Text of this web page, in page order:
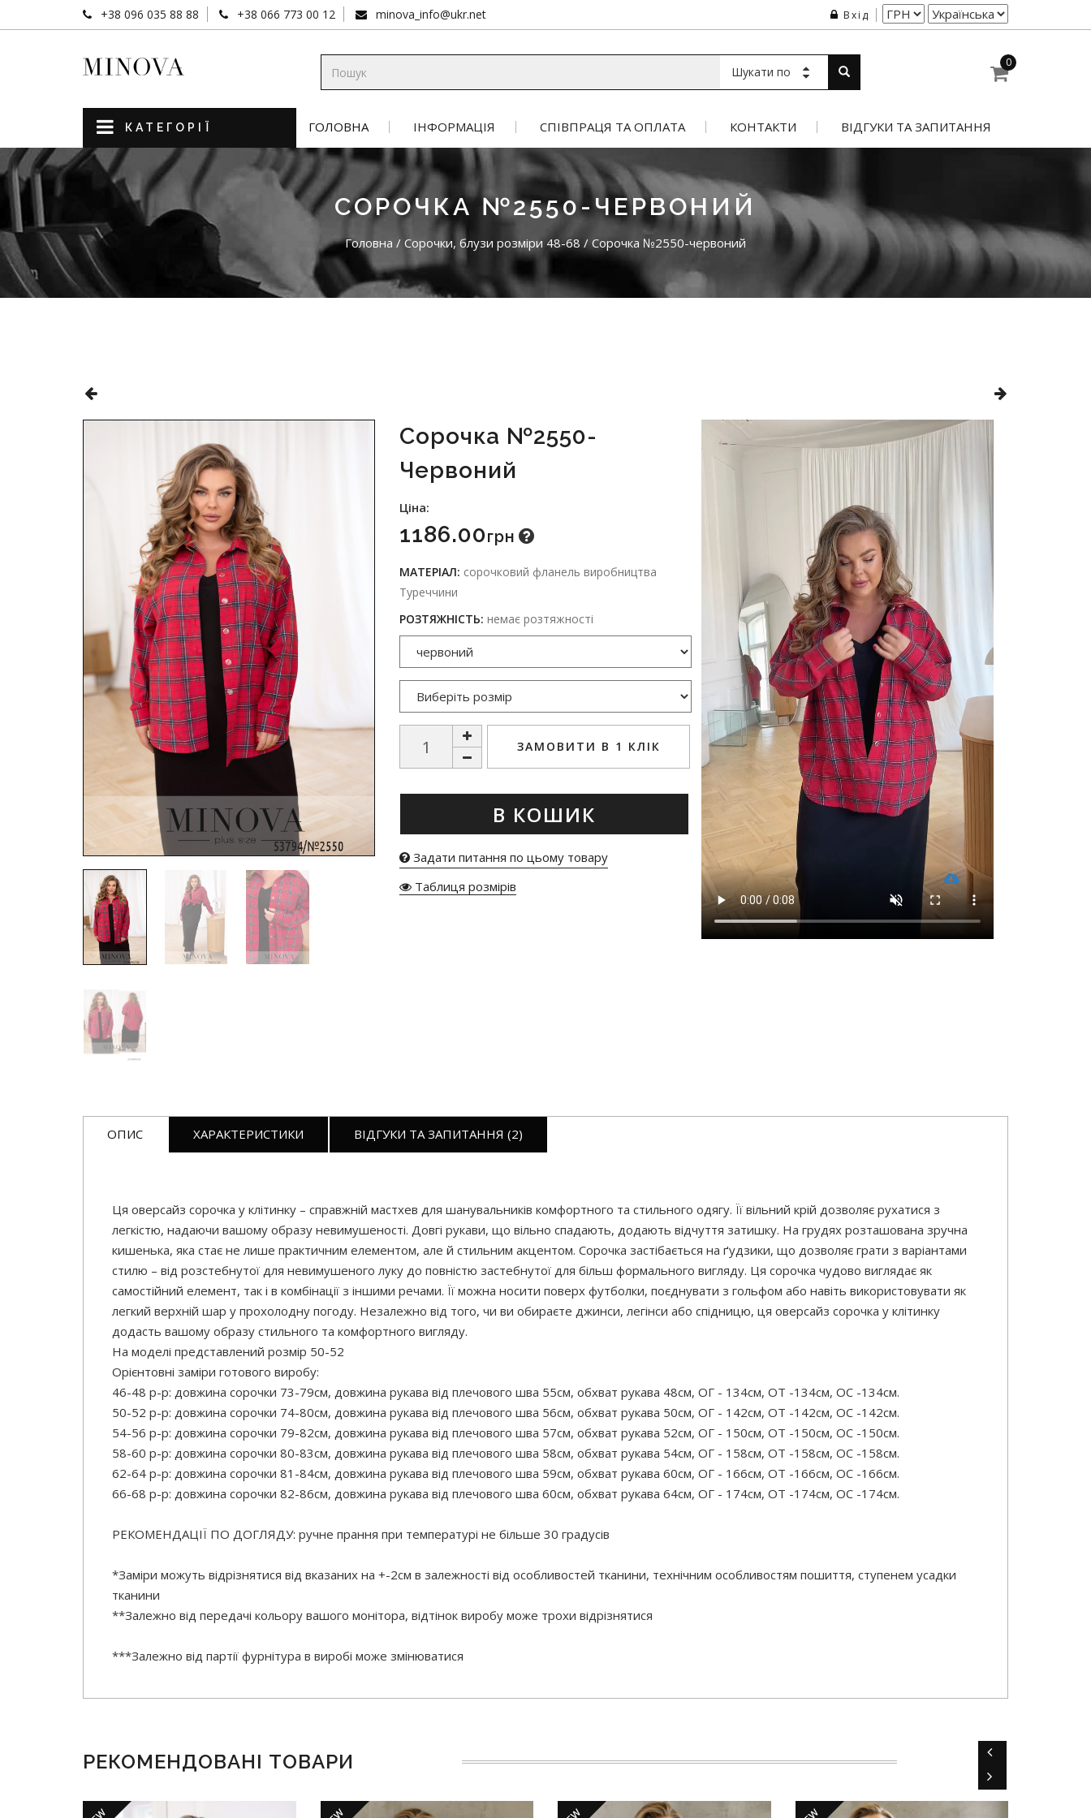
+38 096 035 88 88 +38 066 773 00 12 minova_info@ukr.net Вхід
Шукати по
0
КАТЕГОРІЇ ГОЛОВНА ІНФОРМАЦІЯ СПІВПРАЦЯ ТА ОПЛАТА КОНТАКТИ ВІДГУКИ ТА ЗАПИТАННЯ
СОРОЧКА №2550-ЧЕРВОНИЙ
Головна / Сорочки, блузи розміри 48-68 / Сорочка №2550-червоний
Сорочка №2550-
Червоний
Ціна:
1186.00Грн
МАТЕРІАЛ: сорочковий фланель виробництва
Туреччини
РОЗТЯЖНІСТЬ: немає розтяжності
ЗАМОВИТИ В 1 КЛІК
В КОШИК
Задати питання по цьому товару
Таблиця розмірів
ОПИС ХАРАКТЕРИСТИКИ ВІДГУКИ ТА ЗАПИТАННЯ (2)
Ця оверсайз сорочка у клітинку – справжній мастхев для шанувальників комфортного та стильного одягу. Її вільний крій дозволяє рухатися з
легкістю, надаючи вашому образу невимушеності. Довгі рукави, що вільно спадають, додають відчуття затишку. На грудях розташована зручна
кишенька, яка стає не лише практичним елементом, але й стильним акцентом. Сорочка застібається на ґудзики, що дозволяє грати з варіантами
стилю – від розстебнутої для невимушеного луку до повністю застебнутої для більш формального вигляду. Ця сорочка чудово виглядає як
самостійний елемент, так і в комбінації з іншими речами. Її можна носити поверх футболки, поєднувати з гольфом або навіть використовувати як
легкий верхній шар у прохолодну погоду. Незалежно від того, чи ви обираєте джинси, легінси або спідницю, ця оверсайз сорочка у клітинку
додасть вашому образу стильного та комфортного вигляду.
На моделі представлений розмір 50-52
Орієнтовні заміри готового виробу:
46-48 р-р: довжина сорочки 73-79см, довжина рукава від плечового шва 55см, обхват рукава 48см, ОГ - 134см, ОТ -134см, OC -134см.
50-52 р-р: довжина сорочки 74-80см, довжина рукава від плечового шва 56см, обхват рукава 50см, ОГ - 142см, ОТ -142см, OC -142см.
54-56 р-р: довжина сорочки 79-82см, довжина рукава від плечового шва 57см, обхват рукава 52см, ОГ - 150см, ОТ -150см, OC -150см.
58-60 р-р: довжина сорочки 80-83см, довжина рукава від плечового шва 58см, обхват рукава 54см, ОГ - 158см, ОТ -158см, OC -158см.
62-64 р-р: довжина сорочки 81-84см, довжина рукава від плечового шва 59см, обхват рукава 60см, ОГ - 166см, ОТ -166см, OC -166см.
66-68 р-р: довжина сорочки 82-86см, довжина рукава від плечового шва 60см, обхват рукава 64см, ОГ - 174см, ОТ -174см, OC -174см.
РЕКОМЕНДАЦІЇ ПО ДОГЛЯДУ: ручне прання при температурі не більше 30 градусів
*Заміри можуть відрізнятися від вказаних на +-2см в залежності від особливостей тканини, технічним особливостям пошиття, ступенем усадки
тканини
**Залежно від передачі кольору вашого монітора, відтінок виробу може трохи відрізнятися
***Залежно від партії фурнітура в виробі може змінюватися
РЕКОМЕНДОВАНІ ТОВАРИ